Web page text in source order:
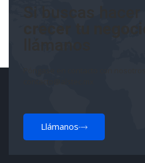
Llámanos